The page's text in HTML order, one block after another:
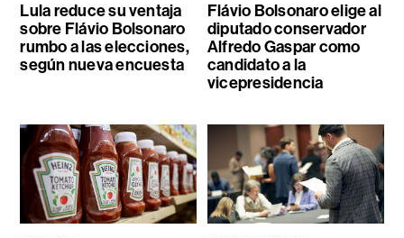
Lula reduce su ventaja
sobre Flávio Bolsonaro
rumbo a las elecciones,
según nueva encuesta
Flávio Bolsonaro elige al
diputado conservador
Alfredo Gaspar como
candidato a la
vicepresidencia